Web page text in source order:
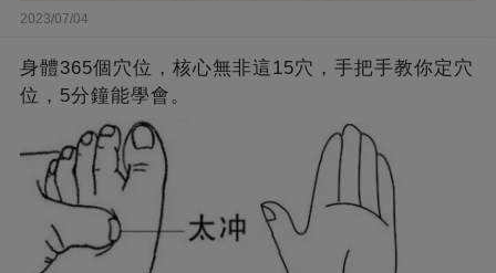
2023/07/04
身體365個穴位，核心無非這15穴，手把手教你定穴
位，5分鐘能學會。